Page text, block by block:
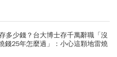
多少錢？台大博士存千萬辭職「沒
錢25年怎麼過」：小心這顆地雷燒